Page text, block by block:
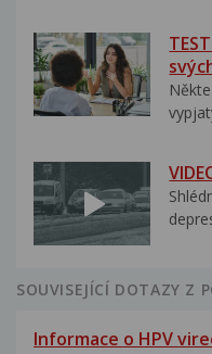
SOUVISEJÍCÍ DOTAZY Z
Informace o HPV